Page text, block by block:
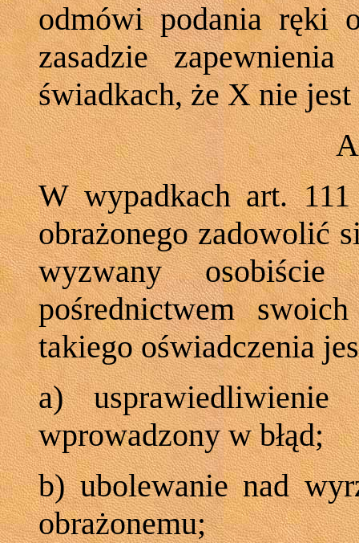
odmówi podania ręki
zasadzie
świadkach, że X nie
W wypadkach art.
obrażonego zadowolić
wyzwany
pośrednictwem
takiego oświadczenia
a)
wprowadzony w błąd;
b) ubolewanie nad
obrażonemu;